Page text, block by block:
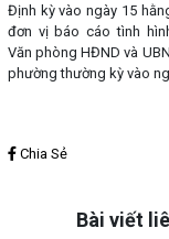
Định kỳ vào ngày 15
đơn vị báo cáo tình
Văn phòng HĐND và
phường thường kỳ vào
Chia Sẻ
Bài viết